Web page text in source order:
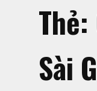
Thẻ:
Sài